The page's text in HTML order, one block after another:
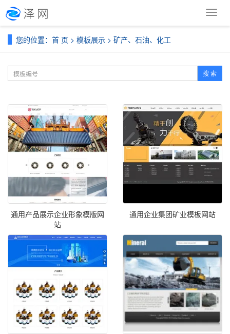
导
您的位置： 首 页 > 模板展示 > 矿产、石油、化工
搜 索
通用产品展示企业形象模版网
站
通用企业集团矿业模板网站